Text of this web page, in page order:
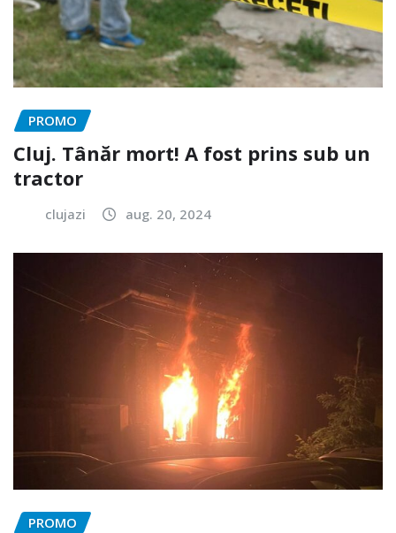
PROMO
Cluj. Tânăr mort! A fost prins sub un
tractor
clujazi aug. 20, 2024
PROMO